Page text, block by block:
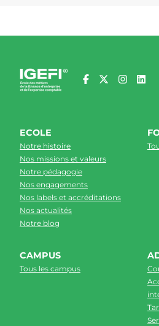
ECOLE
Notre histoire
Nos missions et valeurs
Notre pédagogie
Nos engagements
Nos labels et accréditations
Nos actualités
Notre blog
CAMPUS
Tous les campus